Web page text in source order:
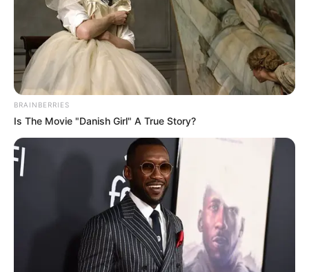
Men 45+ Are Trying This To Perform Better
MEDVI
BRAINBERRIES
Is The Movie "Danish Girl" A True Story?